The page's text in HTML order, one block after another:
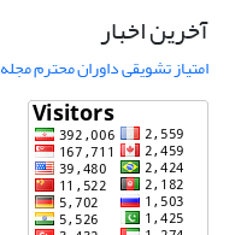
آخرین اخبار
امتیاز تشویقی داوران محترم مجله